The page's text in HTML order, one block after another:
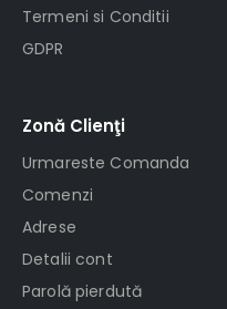
Termeni si Conditii
GDPR
Zonă Clienţi
Urmareste Comanda
Comenzi
Adrese
Detalii cont
Parolă pierdută